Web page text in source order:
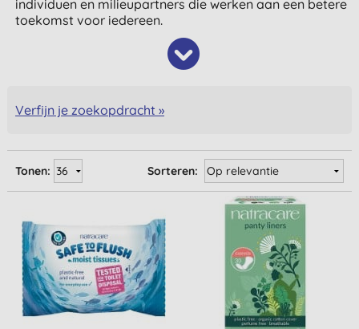
individuen en milieupartners die werken aan een betere
toekomst voor iedereen.
Verfijn je zoekopdracht »
Sorteren:
Tonen: